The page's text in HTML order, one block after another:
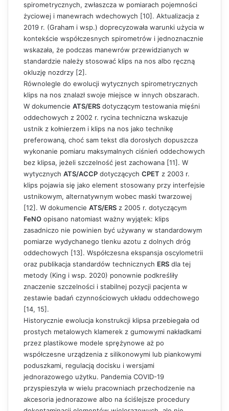
spirometrycznych, zwłaszcza w pomiarach pojemności
życiowej i manewrach wdechowych [10]. Aktualizacja z
2019 r. (Graham i wsp.) doprecyzowała warunki użycia w
kontekście współczesnych spirometrów i jednoznacznie
wskazała, że podczas manewrów przewidzianych w
standardzie należy stosować klips na nos albo ręczną
okluzję nozdrzy [2].
Równolegle do ewolucji wytycznych spirometrycznych
klips na nos znalazł swoje miejsce w innych obszarach.
W dokumencie ATS/ERS dotyczącym testowania mięśni
oddechowych z 2002 r. rycina techniczna wskazuje
ustnik z kołnierzem i klips na nos jako technikę
preferowaną, choć sam tekst dla dorosłych dopuszcza
wykonanie pomiaru maksymalnych ciśnień oddechowych
bez klipsa, jeżeli szczelność jest zachowana [11]. W
wytycznych ATS/ACCP dotyczących CPET z 2003 r.
klips pojawia się jako element stosowany przy interfejsie
ustnikowym, alternatywnym wobec maski twarzowej
[12]. W dokumencie ATS/ERS z 2005 r. dotyczącym
FeNO opisano natomiast ważny wyjątek: klips
zasadniczo nie powinien być używany w standardowym
pomiarze wydychanego tlenku azotu z dolnych dróg
oddechowych [13]. Współczesna ekspansja oscylometrii
oraz publikacja standardów technicznych ERS dla tej
metody (King i wsp. 2020) ponownie podkreśliły
znaczenie szczelności i stabilnej pozycji pacjenta w
zestawie badań czynnościowych układu oddechowego
[14, 15].
Historycznie ewolucja konstrukcji klipsa przebiegała od
prostych metalowych klamerek z gumowymi nakładkami
przez plastikowe modele sprężynowe aż po
współczesne urządzenia z silikonowymi lub piankowymi
poduszkami, regulacją docisku i wersjami
jednorazowego użytku. Pandemia COVID-19
przyspieszyła w wielu pracowniach przechodzenie na
akcesoria jednorazowe albo na ściślejsze procedury